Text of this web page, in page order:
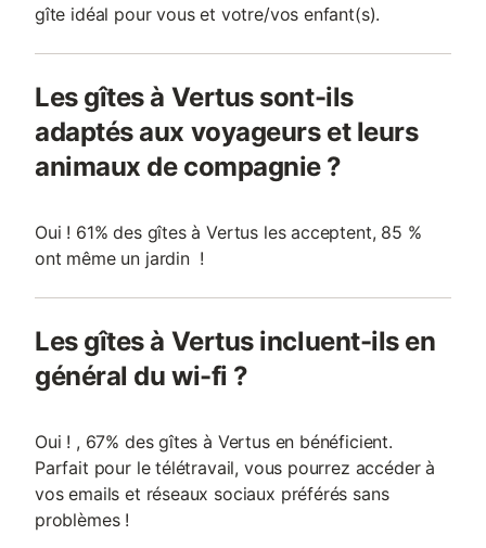
gîte idéal pour vous et votre/vos enfant(s).
Les gîtes à Vertus sont-ils
adaptés aux voyageurs et leurs
animaux de compagnie ?
Oui ! 61% des gîtes à Vertus les acceptent, 85 %
ont même un jardin !
Les gîtes à Vertus incluent-ils en
général du wi-fi ?
Oui ! , 67% des gîtes à Vertus en bénéficient.
Parfait pour le télétravail, vous pourrez accéder à
vos emails et réseaux sociaux préférés sans
problèmes !